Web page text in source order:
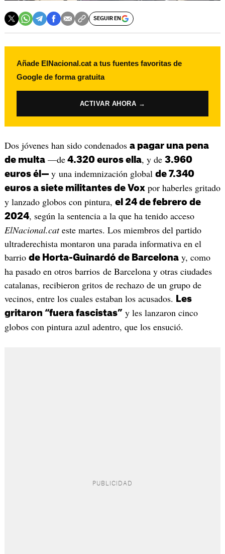
SEGUIR EN
Añade ElNacional.cat a tus fuentes favoritas de
Google de forma gratuita
ACTIVAR AHORA →
Dos jóvenes han sido condenados a pagar una pena
de multa—de4.320 euros ella, y de 3.960
euros él— y una indemnización global de 7.340
euros a siete militantes de Voxpor haberles gritado
y lanzado globos con pintura, el 24 de febrero de
2024, según la sentencia a la que ha tenido acceso
ElNacional.cateste martes. Los miembros del partido
ultraderechista montaron una parada informativa en el
barrio de Horta-Guinardó de Barcelonay, como
ha pasado en otros barrios de Barcelona y otras ciudades
catalanas, recibieron gritos de rechazo de un grupo de
vecinos, entre los cuales estaban los acusados.
Les
gritaron “fuera fascistas”y les lanzaron cinco
globos con pintura azul adentro, que los ensució.